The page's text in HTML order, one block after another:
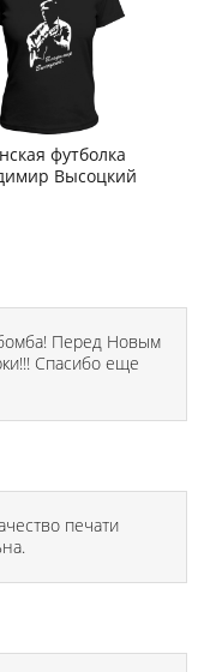
футболка
Высоцкий
Перед Новым
Спасибо еще
печати